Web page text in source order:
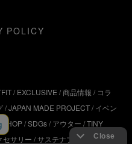
POLICY
EXCLUSIVE 商品情報
コラ
JAPAN MADE PROJECT イベン
SDGs アウター TINY
セサリー サステナブル UR